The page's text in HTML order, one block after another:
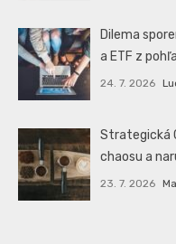
Dilema
a ETF z
24. 7. 2026
Strategická
chaosu a
23. 7. 2026